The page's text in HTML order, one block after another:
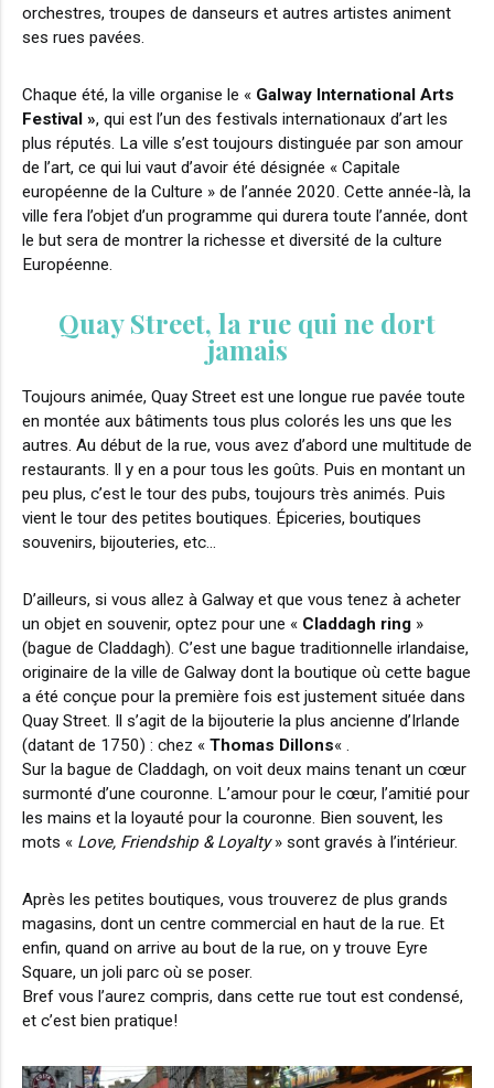
orchestres, troupes de danseurs et autres artistes animent
ses rues pavées.
Chaque été, la ville organise le « Galway International Arts
Festival », qui est l’un des festivals internationaux d’art les
plus réputés. La ville s’est toujours distinguée par son amour
de l’art, ce qui lui vaut d’avoir été désignée « Capitale
européenne de la Culture » de l’année 2020. Cette année-là, la
ville fera l’objet d’un programme qui durera toute l’année, dont
le but sera de montrer la richesse et diversité de la culture
Européenne.
Quay Street, la rue qui ne dort
jamais
Toujours animée, Quay Street est une longue rue pavée toute
en montée aux bâtiments tous plus colorés les uns que les
autres. Au début de la rue, vous avez d’abord une multitude de
restaurants. Il y en a pour tous les goûts. Puis en montant un
peu plus, c’est le tour des pubs, toujours très animés. Puis
vient le tour des petites boutiques. Épiceries, boutiques
souvenirs, bijouteries, etc…
D’ailleurs, si vous allez à Galway et que vous tenez à acheter
un objet en souvenir, optez pour une « Claddagh ring »
(bague de Claddagh). C’est une bague traditionnelle irlandaise,
originaire de la ville de Galway dont la boutique où cette bague
a été conçue pour la première fois est justement située dans
Quay Street. Il s’agit de la bijouterie la plus ancienne d’Irlande
(datant de 1750) : chez « Thomas Dillons« .
Sur la bague de Claddagh, on voit deux mains tenant un cœur
surmonté d’une couronne. L’amour pour le cœur, l’amitié pour
les mains et la loyauté pour la couronne. Bien souvent, les
mots « Love, Friendship & Loyalty» sont gravés à l’intérieur.
Après les petites boutiques, vous trouverez de plus grands
magasins, dont un centre commercial en haut de la rue. Et
enfin, quand on arrive au bout de la rue, on y trouve Eyre
Square, un joli parc où se poser.
Bref vous l’aurez compris, dans cette rue tout est condensé,
et c’est bien pratique!